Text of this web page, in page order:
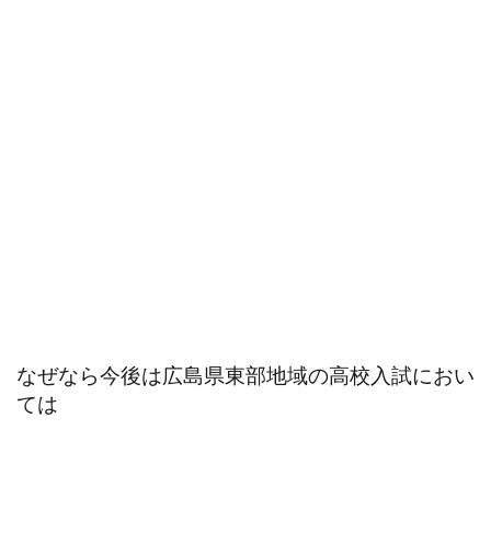
なぜなら今後は広島県東部地域の高校入試におい
ては